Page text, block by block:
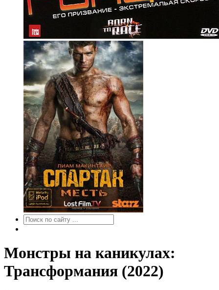
Монстры на каникулах:
Трансформания (2022)